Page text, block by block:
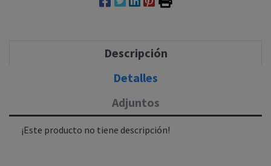
Descripción
Detalles
Adjuntos
¡Este producto no tiene descripción!